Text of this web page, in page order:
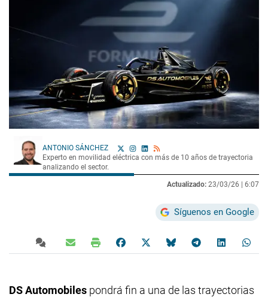
ANTONIO SÁNCHEZ
Experto en movilidad eléctrica con más de 10 años de trayectoria
analizando el sector.
Actualizado: 23/03/26 | 6:07
Síguenos en Google
DS Automobiles pondrá fin a una de las trayectorias